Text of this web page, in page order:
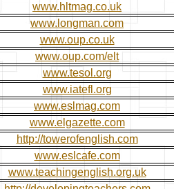
www.hltmag.co.uk
www.longman.com
www.oup.co.uk
www.oup.com/elt
www.tesol.org
www.iatefl.org
www.eslmag.com
www.elgazette.com
http://towerofenglish.com
www.eslcafe.com
www.teachingenglish.org.uk